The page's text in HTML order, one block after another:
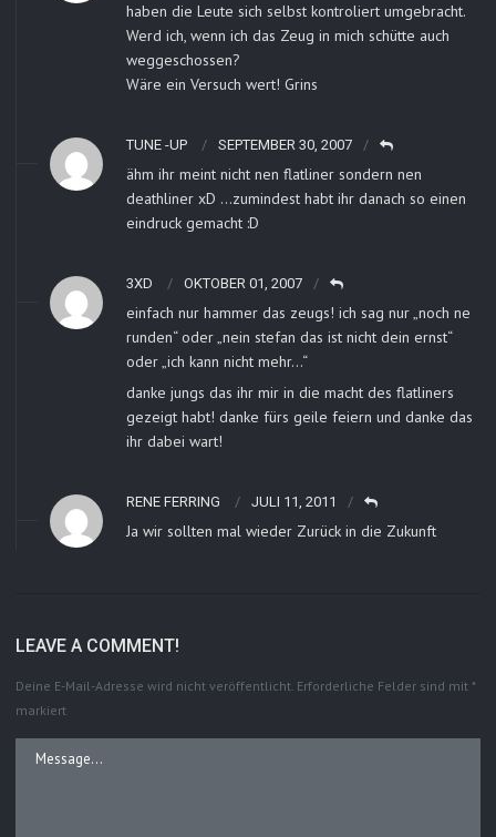
haben die Leute sich selbst kontroliert umgebracht.
Werd ich, wenn ich das Zeug in mich schütte auch
weggeschossen?
Wäre ein Versuch wert! Grins
TUNE -UP SEPTEMBER 30, 2007
ähm ihr meint nicht nen flatliner sondern nen
deathliner xD …zumindest habt ihr danach so einen
eindruck gemacht :D
3XD OKTOBER 01, 2007
einfach nur hammer das zeugs! ich sag nur „noch ne
runden“ oder „nein stefan das ist nicht dein ernst“
oder „ich kann nicht mehr…“
danke jungs das ihr mir in die macht des flatliners
gezeigt habt! danke fürs geile feiern und danke das
ihr dabei wart!
RENE FERRING JULI 11, 2011
Ja wir sollten mal wieder Zurück in die Zukunft
LEAVE A COMMENT!
Deine E-Mail-Adresse wird nicht veröffentlicht. Erforderliche Felder sind mit *
markiert